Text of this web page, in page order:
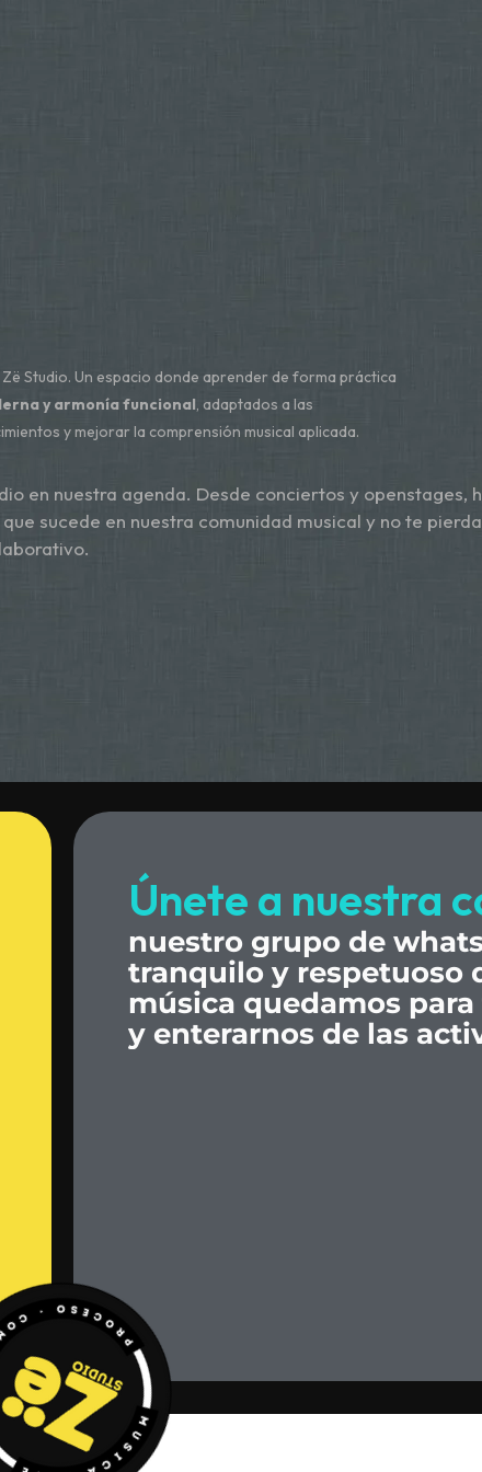
Studio. Un espacio donde aprender de forma práctica
y armonía funcional, adaptados a las
y mejorar la comprensión musical aplicada.
en nuestra agenda. Desde conciertos y openstages,
sucede en nuestra comunidad musical y no te
Únete a nuestra
nuestro grupo de
tranquilo y respetuoso
música quedamos para
y enterarnos de las